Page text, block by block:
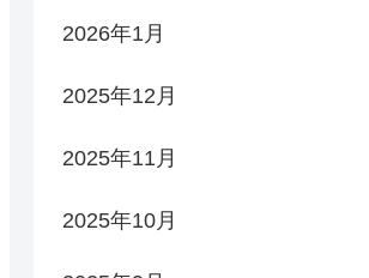
2026年1月
2025年12月
2025年11月
2025年10月